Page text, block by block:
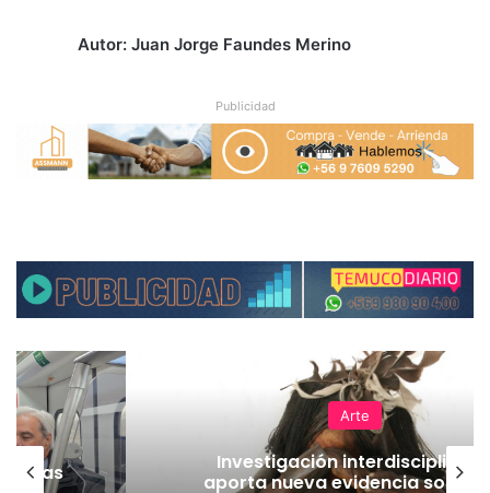
Autor: Juan Jorge Faundes Merino
Publicidad
vías
Arte
Investigación
aporta nueva evidencia sobre